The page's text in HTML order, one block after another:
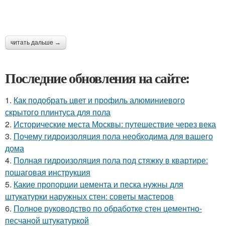
читать дальше →
Последние обновления на сайте:
1. Как подобрать цвет и профиль алюминиевого
скрытого плинтуса для пола
2. Исторические места Москвы: путешествие через века
3. Почему гидроизоляция пола необходима для вашего
дома
4. Полная гидроизоляция пола под стяжку в квартире:
пошаговая инструкция
5. Какие пропорции цемента и песка нужны для
штукатурки наружных стен: советы мастеров
6. Полное руководство по обработке стен цементно-
песчаной штукатуркой